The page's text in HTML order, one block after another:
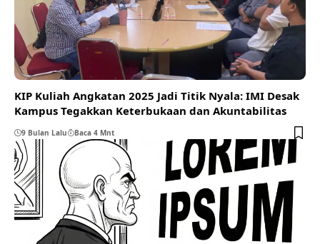
KIP Kuliah Angkatan 2025 Jadi Titik Nyala: IMI Desak
Kampus Tegakkan Keterbukaan dan Akuntabilitas
9 Bulan Lalu Baca 4 Mnt